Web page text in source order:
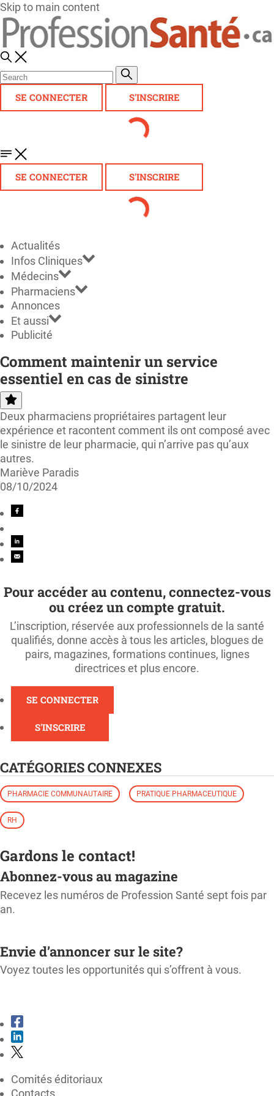
Skip to main content
SE CONNECTER S'INSCRIRE
SE CONNECTER S'INSCRIRE
Actualités
Infos Cliniques
Médecins
Pharmaciens
Annonces
Et aussi
Publicité
Comment maintenir un service
essentiel en cas de sinistre
Deux pharmaciens propriétaires partagent leur
expérience et racontent comment ils ont composé avec
le sinistre de leur pharmacie, qui n’arrive pas qu’aux
autres.
Mariève Paradis
08/10/2024
Pour accéder au contenu, connectez-vous
ou créez un compte gratuit.
L’inscription, réservée aux professionnels de la santé
qualifiés, donne accès à tous les articles, blogues de
pairs, magazines, formations continues, lignes
directrices et plus encore.
SE CONNECTER
S'INSCRIRE
CATÉGORIES CONNEXES
PHARMACIE COMMUNAUTAIRE PRATIQUE PHARMACEUTIQUE
RH
Gardons le contact!
Abonnez-vous au magazine
Recevez les numéros de Profession Santé sept fois par
an.
Envie d’annoncer sur le site?
Voyez toutes les opportunités qui s’offrent à vous.
Comités éditoriaux